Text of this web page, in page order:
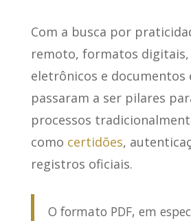
Com a busca por
remoto, formatos
eletrônicos e documentos
passaram a ser pilares
processos
como certidões,
registros oficiais.
O formato PDF, em